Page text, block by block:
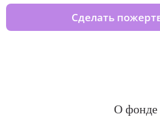
Сделать
О фонде